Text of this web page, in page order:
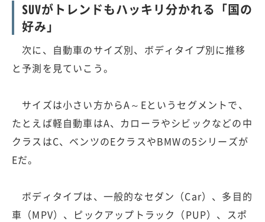
SUVがトレンドもハッキリ分かれる「国の
好み」
次に、自動車のサイズ別、ボディタイプ別に推移
と予測を見ていこう。
サイズは小さい方からA～Eというセグメントで、
たとえば軽自動車はA、カローラやシビックなどの中
クラスはC、ベンツのEクラスやBMWの5シリーズが
Eだ。
ボディタイプは、一般的なセダン（Car）、多目的
車（MPV）、ピックアップトラック（PUP）、スポ